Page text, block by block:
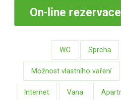
On-line
WC Sprcha
Možnost vlastního vaření
Internet Vana